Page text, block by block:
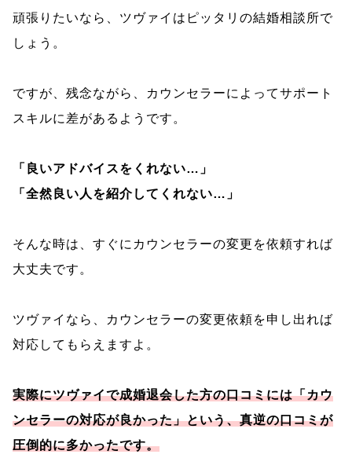
頑張りたいなら、ツヴァイはピッタリの結婚相談所で
しょう。
ですが、残念ながら、カウンセラーによってサポート
スキルに差があるようです。
「良いアドバイスをくれない…」
「全然良い人を紹介してくれない…」
そんな時は、すぐにカウンセラーの変更を依頼すれば
大丈夫です。
ツヴァイなら、カウンセラーの変更依頼を申し出れば
対応してもらえますよ。
実際にツヴァイで成婚退会した方の口コミには「カウ
ンセラーの対応が良かった」という、真逆の口コミが
圧倒的に多かったです。